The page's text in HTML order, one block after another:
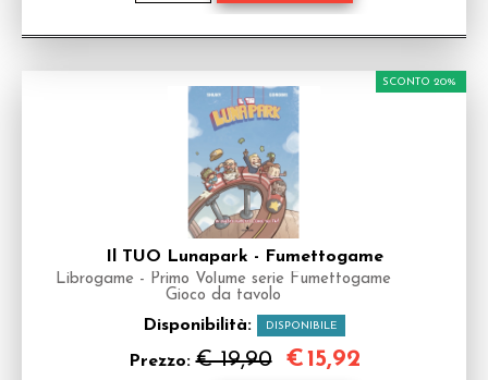
Il TUO Lunapark - Fumettogame
Librogame - Primo Volume serie Fumettogame
Gioco da tavolo
Disponibilità: DISPONIBILE
Prezzo:€ 19,90
SCONTO 20%
€15,92